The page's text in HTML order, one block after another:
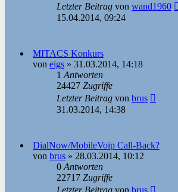
Letzter Beitrag von wand1960
15.04.2014, 09:24
MITACS Konkurs
von eigs » 31.03.2014, 14:18
1Antworten
24427 Zugriffe
Letzter Beitrag von brus
31.03.2014, 14:38
DialNow/MobileVoip Call-Back?
von brus » 28.03.2014, 10:12
0Antworten
22717 Zugriffe